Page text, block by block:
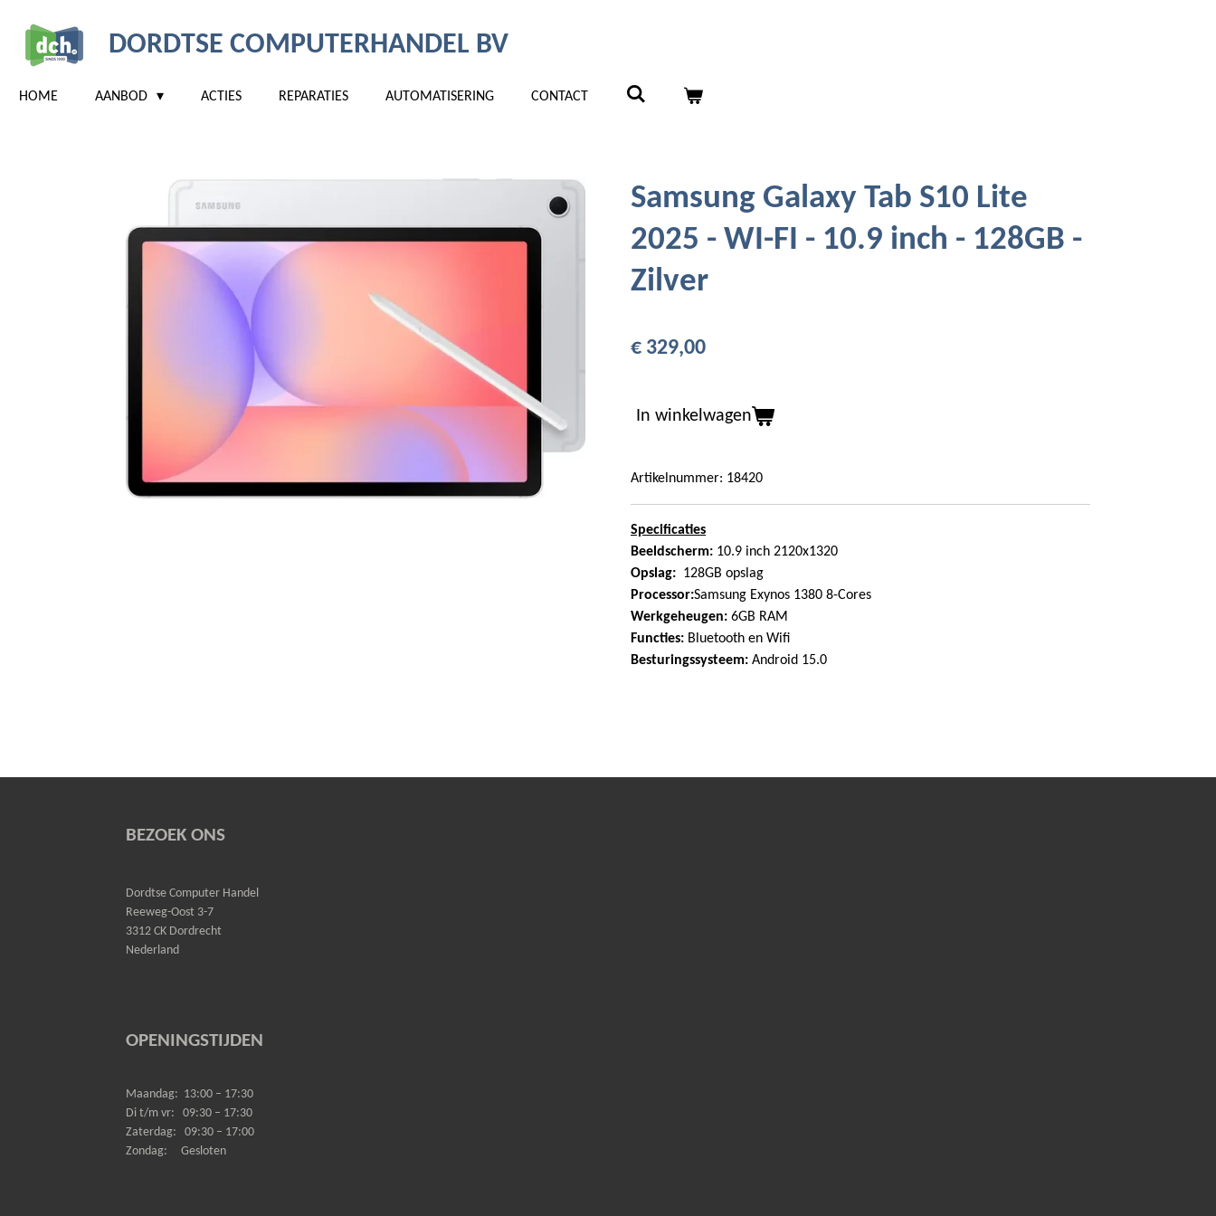
direct
naar
hoofdinhoud
DORDTSE COMPUTERHANDEL BV
HOME AANBOD ACTIES REPARATIES AUTOMATISERING CONTACT
Samsung Galaxy Tab S10 Lite
2025 - WI-FI - 10.9 inch - 128GB -
Zilver
€ 329,00
In winkelwagen
Artikelnummer: 18420
Specificaties
Beeldscherm: 10.9 inch 2120x1320
Opslag: 128GB opslag
Processor:Samsung Exynos 1380 8-Cores
Werkgeheugen: 6GB RAM
Functies: Bluetooth en Wifi
Besturingssysteem: Android 15.0
BEZOEK ONS
Dordtse Computer Handel
Reeweg-Oost 3-7
3312 CK Dordrecht
Nederland
OPENINGSTIJDEN
Maandag: 13:00 – 17:30
Di t/m vr: 09:30 – 17:30
Zaterdag: 09:30 – 17:00
Zondag: Gesloten